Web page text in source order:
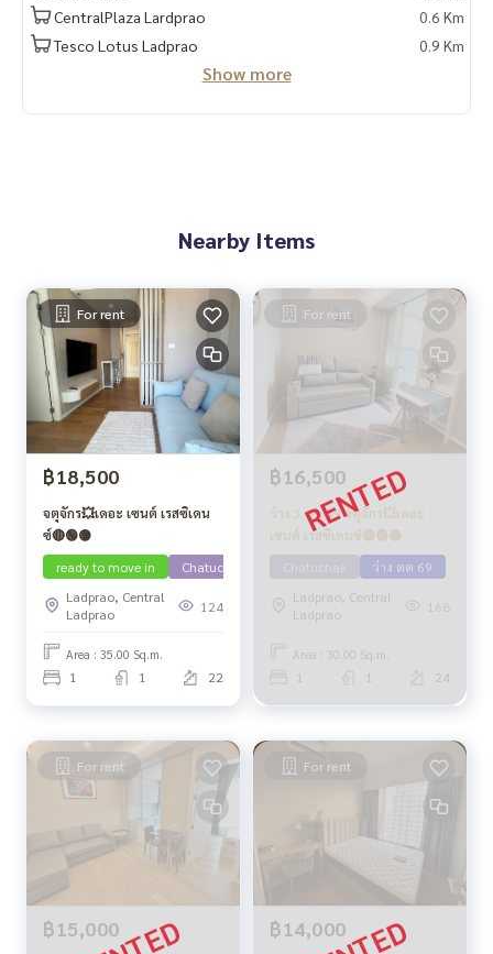
CentralPlaza Lardprao
0.6 Km
Tesco Lotus Ladprao
0.9 Km
Show more
Nearby Items
For rent
฿18,500
จตุจักร💥เดอะ เซนต์ เรสซิเดน
ซ์🔴🟢🟡
ready to move in
Chatuchak
Ladprao, Central
Ladprao
124
Area : 35.00 Sq.m.
1 1 22
For rent
฿16,500
ว่าง 3 ตค 69 จตุจักร💥เดอะ
เซนต์ เรสซิเดนซ์🔴🟢🟡
ว่าง ตค 69
Ladprao, Central
Ladprao
168
Area : 30.00 Sq.m.
1 1 24
For rent
฿15,000
For rent
฿14,000